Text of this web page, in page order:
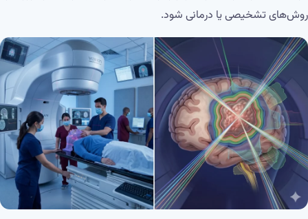
روش‌های تشخیصی یا درمانی شود.